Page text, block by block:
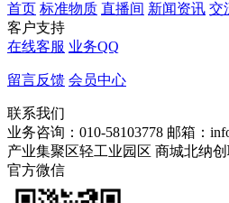
首页 标准物质 直播间 新闻资讯 交
客户支持
在线客服 业务QQ
留言反馈 会员中心
联系我们
业务咨询：010-58103778 邮箱：
产业集聚区轻工业园区 商城北纳
官方微信